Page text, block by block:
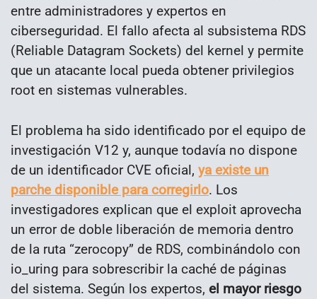
entre administradores y expertos en
ciberseguridad. El fallo afecta al subsistema RDS
(Reliable Datagram Sockets) del kernel y permite
que un atacante local pueda obtener privilegios
root en sistemas vulnerables.
El problema ha sido identificado por el equipo de
investigación V12 y, aunque todavía no dispone
de un identificador CVE oficial, ya existe un
parche disponible para corregirlo. Los
investigadores explican que el exploit aprovecha
un error de doble liberación de memoria dentro
de la ruta “zerocopy” de RDS, combinándolo con
io_uring para sobrescribir la caché de páginas
del sistema. Según los expertos, el mayor riesgo